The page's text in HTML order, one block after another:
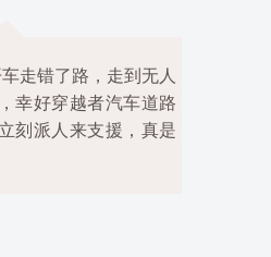
错了路，走到无人
好穿越者汽车道路
派人来支援，真是